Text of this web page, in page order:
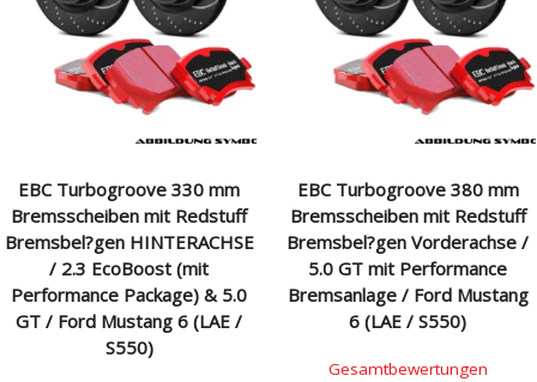
EBC Turbogroove 330 mm
Bremsscheiben mit Redstuff
Bremsbel?gen HINTERACHSE
/ 2.3 EcoBoost (mit
Performance Package) & 5.0
GT / Ford Mustang 6 (LAE /
S550)
EBC Turbogroove 380 mm
Bremsscheiben mit Redstuff
Bremsbel?gen Vorderachse /
5.0 GT mit Performance
Bremsanlage / Ford Mustang
6 (LAE / S550)
Gesamtbewertungen